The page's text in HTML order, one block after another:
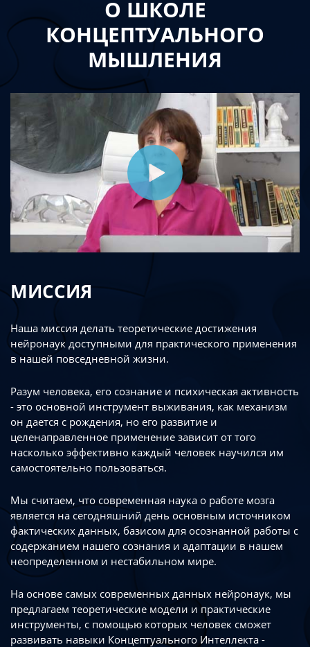
О ШКОЛЕ
КОНЦЕПТУАЛЬНОГО
МЫШЛЕНИЯ
МИССИЯ
Наша миссия делать теоретические достижения
нейронаук доступными для практического применения
в нашей повседневной жизни.
Разум человека, его сознание и психическая активность
- это основной инструмент выживания, как механизм
он дается с рождения, но его развитие и
целенаправленное применение зависит от того
насколько эффективно каждый человек научился им
самостоятельно пользоваться.
Мы считаем, что современная наука о работе мозга
является на сегодняшний день основным источником
фактических данных, базисом для осознанной работы с
содержанием нашего сознания и адаптации в нашем
неопределенном и нестабильном мире.
На основе самых современных данных нейронаук, мы
предлагаем теоретические модели и практические
инструменты, с помощью которых человек сможет
развивать навыки Концептуального Интеллекта -